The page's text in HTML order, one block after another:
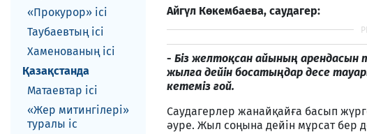
«Прокурор» ісі
Таубаевтың ісі
Хаменованың ісі
Қазақстанда
Матаевтар ici
«Жер митингілері»
туралы іс
Айгүл Көкембаева, саудагер:
- Біз желтоқсан айының арендасын
жылға дейін босатыңдар десе
кетеміз ғой.
Саудагерлер жанайқайға басып
әуре. Жыл соңына дейін мұрсат бер